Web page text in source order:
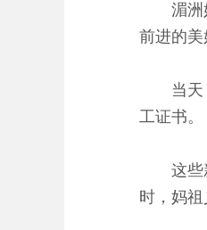
湄洲妈
前进的美
当天，
工证书。
这些新
时，妈